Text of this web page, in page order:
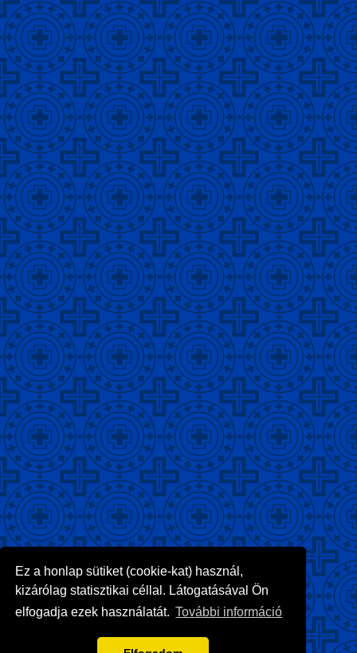
Ez a honlap sütiket (cookie-kat) használ,
kizárólag statisztikai céllal. Látogatásával Ön
elfogadja ezek használatát. További információ